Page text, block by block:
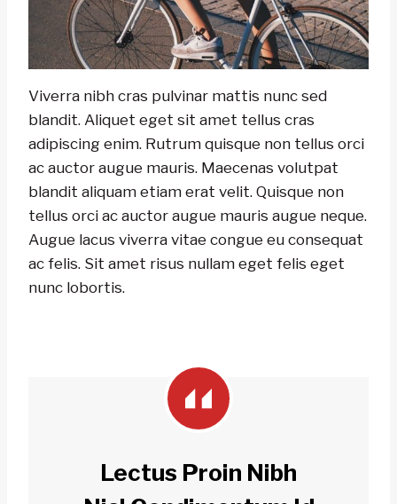
Viverra nibh cras pulvinar mattis nunc sed
blandit. Aliquet eget sit amet tellus cras
adipiscing enim. Rutrum quisque non tellus orci
ac auctor augue mauris. Maecenas volutpat
blandit aliquam etiam erat velit. Quisque non
tellus orci ac auctor augue mauris augue neque.
Augue lacus viverra vitae congue eu consequat
ac felis. Sit amet risus nullam eget felis eget
nunc lobortis.
Lectus Proin Nibh